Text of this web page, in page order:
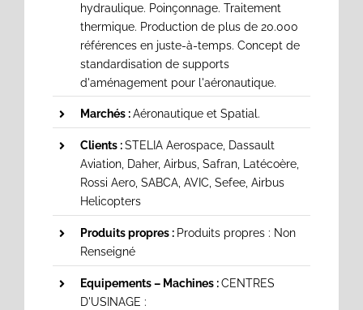
hydraulique. Poinçonnage. Traitement
thermique. Production de plus de 20.000
références en juste-à-temps. Concept de
standardisation de supports
d'aménagement pour l'aéronautique.
Marchés :Aéronautique et Spatial.
Clients :STELIA Aerospace, Dassault
Aviation, Daher, Airbus, Safran, Latécoère,
Rossi Aero, SABCA, AVIC, Sefee, Airbus
Helicopters
Produits propres : Produits propres : Non
Renseigné
Equipements – Machines :CENTRES
D'USINAGE :